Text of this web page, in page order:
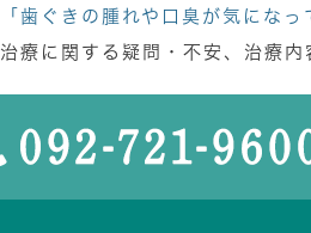
「歯ぐきの腫れや口臭が気になっ
治療に関する疑問・不安、治療